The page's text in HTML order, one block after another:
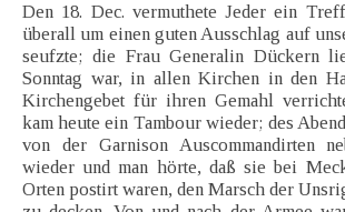
Den 18. Dec. vermuthete Jeder ein
überall um einen guten Ausschlag auf
seufzte; die Frau Generalin Dückern
Sonntag war, in allen Kirchen in den
Kirchengebet für ihren Gemahl
kam heute ein Tambour wieder; des
von der Garnison Auscommandirten
wieder und man hörte, daß sie bei
Orten postirt waren, den Marsch der